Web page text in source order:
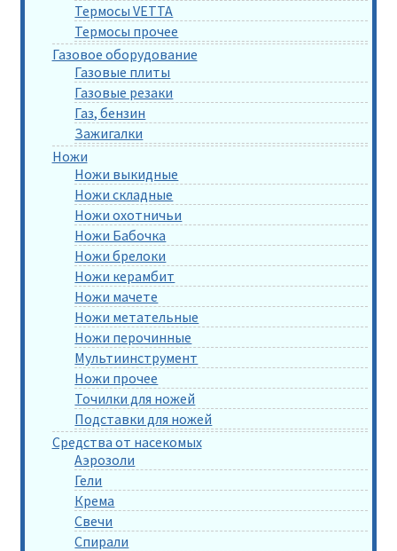
Термосы VETTA
Термосы прочее
Газовое оборудование
Газовые плиты
Газовые резаки
Газ, бензин
Зажигалки
Ножи
Ножи выкидные
Ножи складные
Ножи охотничьи
Ножи Бабочка
Ножи брелоки
Ножи керамбит
Ножи мачете
Ножи метательные
Ножи перочинные
Мультиинструмент
Ножи прочее
Точилки для ножей
Подставки для ножей
Средства от насекомых
Аэрозоли
Гели
Крема
Свечи
Спирали